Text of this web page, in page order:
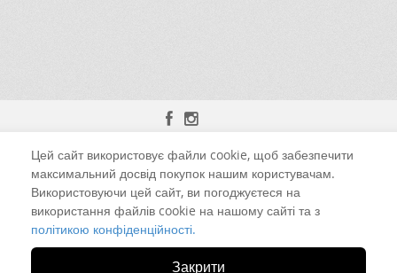
м. Чернівці, вул. Калинівська, 13-Б
+38 (098) 925-52-59 Viber
led.ua@i.ua
Цей сайт використовує файли cookie, щоб забезпечити
максимальний досвід покупок нашим користувачам.
Використовуючи цей сайт, ви погоджуєтеся на
використання файлів cookie на нашому сайті та з
політикою конфіденційності.
Закрити